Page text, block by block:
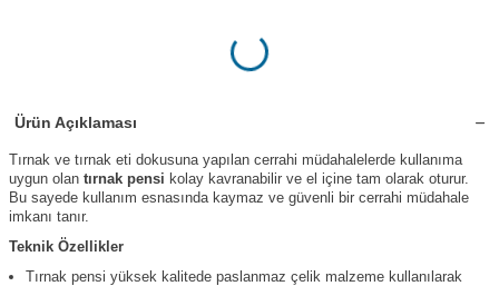
Ürün Açıklaması
Tırnak ve tırnak eti dokusuna yapılan cerrahi müdahalelerde kullanıma
uygun olan tırnak pensi kolay kavranabilir ve el içine tam olarak oturur.
Bu sayede kullanım esnasında kaymaz ve güvenli bir cerrahi müdahale
imkanı tanır.
Teknik Özellikler
Tırnak pensi yüksek kalitede paslanmaz çelik malzeme kullanılarak